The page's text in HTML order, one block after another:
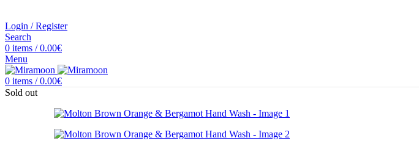
Login / Register
Search
0 items / 0.00€
Menu
0 items / 0.00€
Sold out